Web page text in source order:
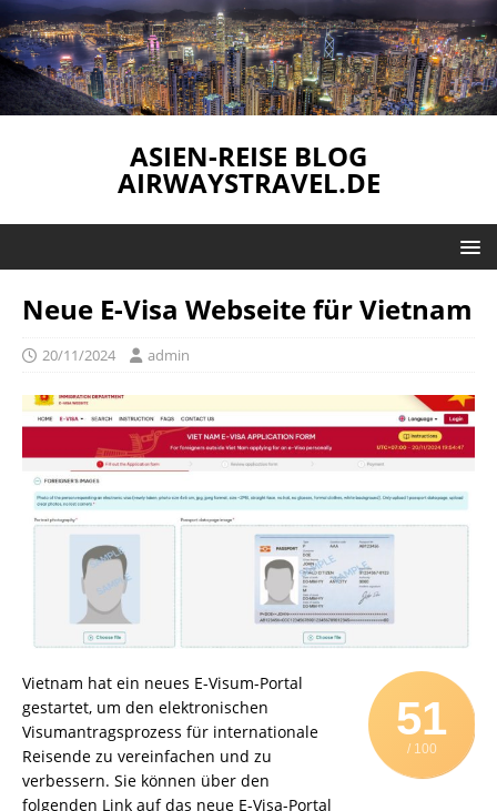
ASIEN-REISE BLOG
AIRWAYSTRAVEL.DE
Neue E-Visa Webseite für Vietnam
20/11/2024 admin
51
/ 100
Vietnam hat ein neues E-Visum-Portal
gestartet, um den elektronischen
Visumantragsprozess für internationale
Reisende zu vereinfachen und zu
verbessern. Sie können über den
folgenden Link auf das neue E-Visa-Portal